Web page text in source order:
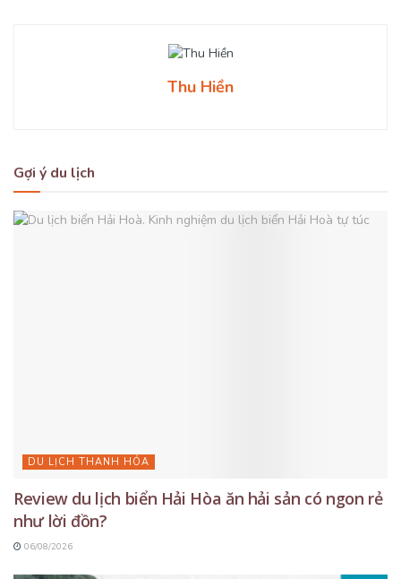
Thu Hiền
Gợi ý du lịch
DU LỊCH THANH HÓA
Review du lịch biển Hải Hòa ăn hải sản có ngon rẻ
như lời đồn?
06/08/2026